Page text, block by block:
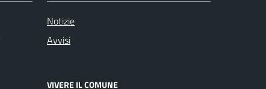
Notizie
Avvisi
VIVERE IL COMUNE